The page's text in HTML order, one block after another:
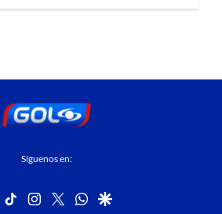
Síguenos en:
facebook
tiktok instagram
twitterwhatsapp
google